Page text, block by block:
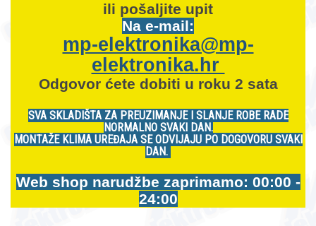
ili pošaljite upit
Na e-mail:
mp-elektronika@mp-
elektronika.hr
Odgovor ćete dobiti u roku 2 sata
SVA SKLADIŠTA ZA PREUZIMANJE I SLANJE ROBE RADE
NORMALNO SVAKI DAN.
MONTAŽE KLIMA UREĐAJA SE ODVIJAJU PO DOGOVORU SVAKI
DAN.
Web shop narudžbe zaprimamo: 00:00 -
24:00